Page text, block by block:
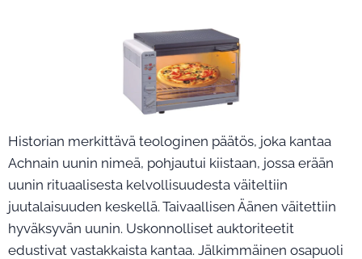
Historian merkittävä teologinen päätös, joka kantaa
Achnain uunin nimeä, pohjautui kiistaan, jossa erään
uunin rituaalisesta kelvollisuudesta väiteltiin
juutalaisuuden keskellä. Taivaallisen Äänen väitettiin
hyväksyvän uunin. Uskonnolliset auktoriteetit
edustivat vastakkaista kantaa. Jälkimmäinen osapuoli